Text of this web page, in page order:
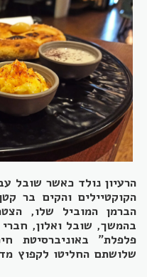
הרעיון נולד כאשר שובל
הקוקטיילים והקים בר
הברמן המוביל שלו,
בהמשך, שובל ואלון,
פלפלת” באוניברסיטת
שלושתם החליטו לקפוץ